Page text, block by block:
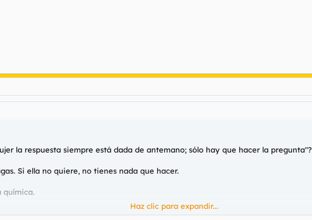
la respuesta siempre está dada de antemano; sólo hay que hacer la pregunta"?
Si ella no quiere, no tienes nada que hacer.
química.
Haz clic para expandir...